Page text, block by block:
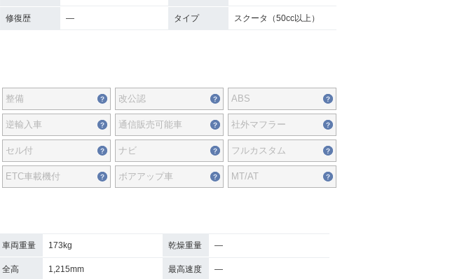
修復歴 ― タイプ スクータ（50cc以上）
整備 改公認 ABS
逆輸入車 通信販売可能車 社外マフラー
セル付 ナビ フルカスタム
ETC車載機付 ボアアップ車 MT/AT
車両重量 173kg 乾燥重量 ―
全高 1,215mm 最高速度 ―